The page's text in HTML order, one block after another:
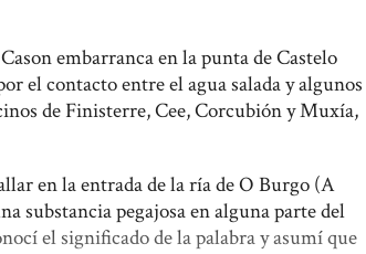
embarranca en la punta de Castelo
el contacto entre el agua salada y algunos
de Finisterre, Cee, Corcubión y Muxía,
en la entrada de la ría de O Burgo (A
substancia pegajosa en alguna parte del
el significado de la palabra y asumí que